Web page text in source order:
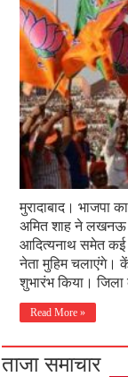
मुरादाबाद। भाजपा
अमित शाह ने लखनऊ
आदित्यनाथ समेत कई
नेता मुहिम चलाएंगे।
शुभारंभ किया। जिला
Read More »
ताजा समाचार